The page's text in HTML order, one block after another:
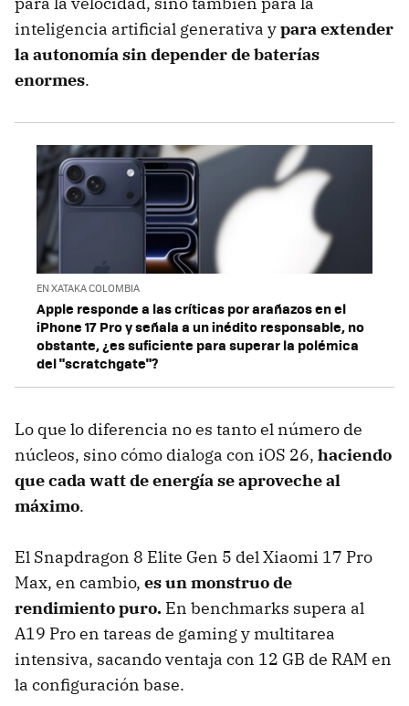
inteligencia artificial generativa ypara extender
la autonomía sin depender de baterías
enormes.
EN XATAKA COLOMBIA
Apple responde a las críticas por arañazos en el
iPhone 17 Pro y señala a un inédito responsable, no
obstante, ¿es suficiente para superar la polémica
del "scratchgate"?
Lo que lo diferencia no es tanto el número de
núcleos, sino cómo dialoga con iOS 26, haciendo
que cada watt de energía se aproveche al
máximo.
El Snapdragon 8 Elite Gen 5 del Xiaomi 17 Pro
Max, en cambio, es un monstruo de
rendimiento puro. En benchmarks supera al
A19 Pro en tareas de gaming y multitarea
intensiva, sacando ventaja con 12 GB de RAM en
la configuración base.